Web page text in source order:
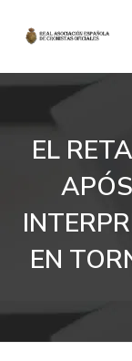
EL
EN